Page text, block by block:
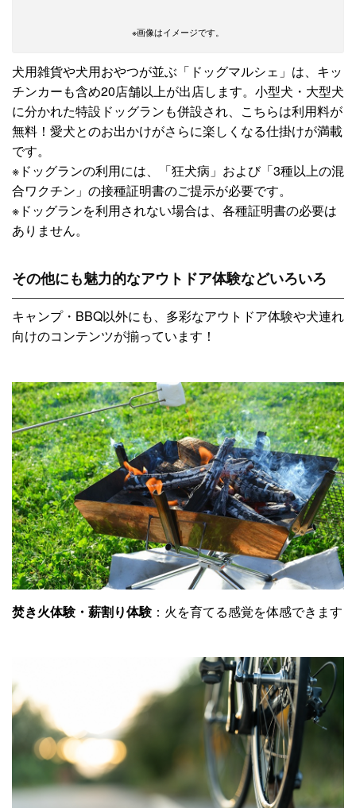
※画像はイメージです。
犬用雑貨や犬用おやつが並ぶ「ドッグマルシェ」は、キッ
チンカーも含め20店舗以上が出店します。小型犬・大型犬
に分かれた特設ドッグランも併設され、こちらは利用料が
無料！愛犬とのお出かけがさらに楽しくなる仕掛けが満載
です。
※ドッグランの利用には、「狂犬病」および「3種以上の混
合ワクチン」の接種証明書のご提示が必要です。
※ドッグランを利用されない場合は、各種証明書の必要は
ありません。
その他にも魅力的なアウトドア体験などいろいろ
キャンプ・BBQ以外にも、多彩なアウトドア体験や犬連れ
向けのコンテンツが揃っています！
焚き火体験・薪割り体験：火を育てる感覚を体感できます